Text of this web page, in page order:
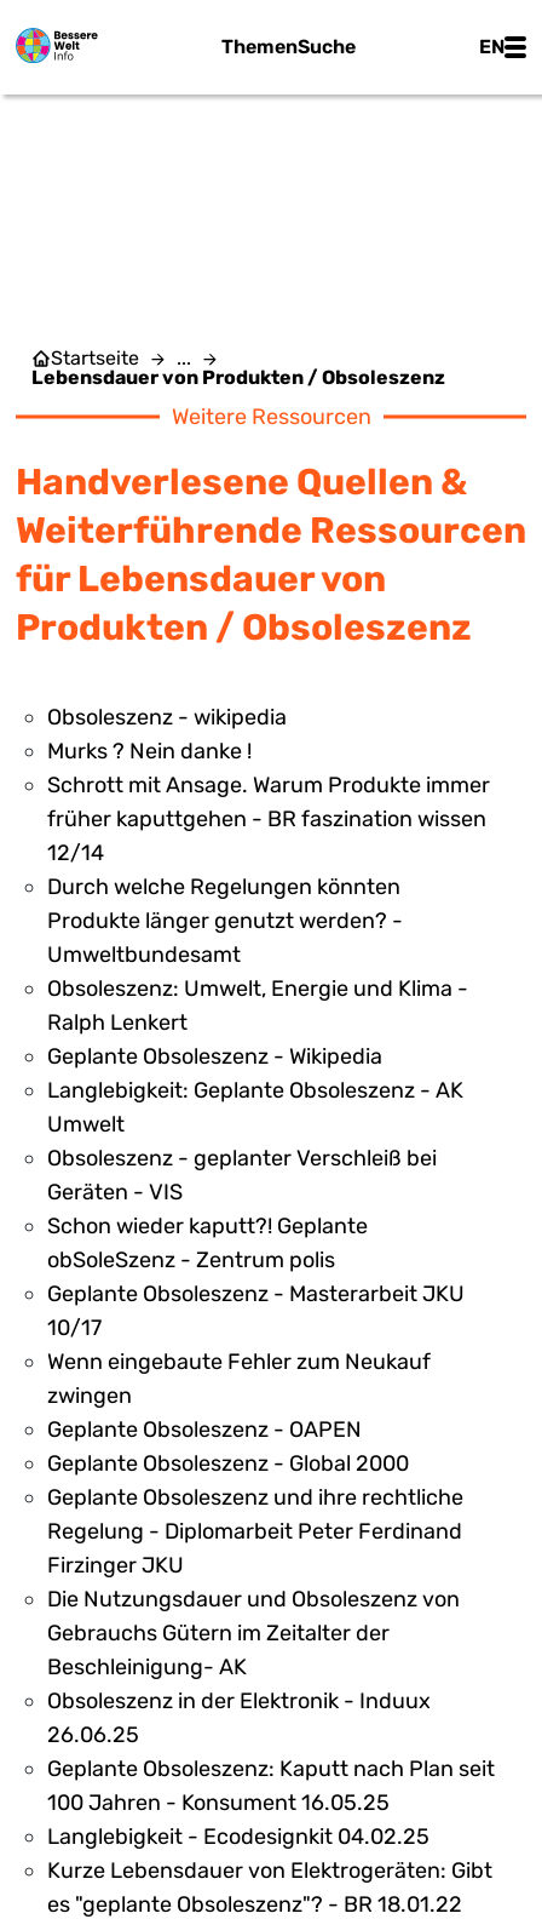
ThemenSuche EN
Startseite
...
Lebensdauer von Produkten / Obsoleszenz
Weitere Ressourcen
Handverlesene Quellen &
Weiterführende Ressourcen
für Lebensdauer von
Produkten / Obsoleszenz
Obsoleszenz - wikipedia
Murks ? Nein danke !
Schrott mit Ansage. Warum Produkte immer
früher kaputtgehen - BR faszination wissen
12/14
Durch welche Regelungen könnten
Produkte länger genutzt werden? -
Umweltbundesamt
Obsoleszenz: Umwelt, Energie und Klima -
Ralph Lenkert
Geplante Obsoleszenz - Wikipedia
Langlebigkeit: Geplante Obsoleszenz - AK
Umwelt
Obsoleszenz - geplanter Verschleiß bei
Geräten - VIS
Schon wieder kaputt?! Geplante
obSoleSzenz - Zentrum polis
Geplante Obsoleszenz - Masterarbeit JKU
10/17
Wenn eingebaute Fehler zum Neukauf
zwingen
Geplante Obsoleszenz - OAPEN
Geplante Obsoleszenz - Global 2000
Geplante Obsoleszenz und ihre rechtliche
Regelung - Diplomarbeit Peter Ferdinand
Firzinger JKU
Die Nutzungsdauer und Obsoleszenz von
Gebrauchs Gütern im Zeitalter der
Beschleinigung- AK
Obsoleszenz in der Elektronik - Induux
26.06.25
Geplante Obsoleszenz: Kaputt nach Plan seit
100 Jahren - Konsument 16.05.25
Langlebigkeit - Ecodesignkit 04.02.25
Kurze Lebensdauer von Elektrogeräten: Gibt
es "geplante Obsoleszenz"? - BR 18.01.22